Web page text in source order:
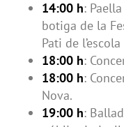
14:00 h:
botiga de la
Pati de
18:00 h:
18:00 h:
Nova.
19:00 h: